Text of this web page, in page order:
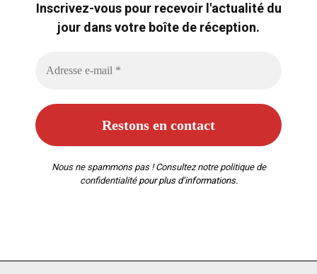
Inscrivez-vous pour recevoir l'actualité du
jour dans votre boîte de réception.
Nous ne spammons pas ! Consultez notre politique de
confidentialitépour plus d’informations.